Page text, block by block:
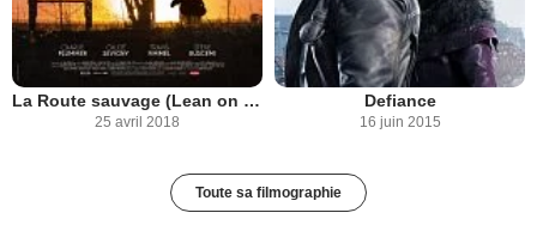
La Route sauvage (Lean on Pete)
25 avril 2018
Defiance
16 juin 2015
Toute sa filmographie